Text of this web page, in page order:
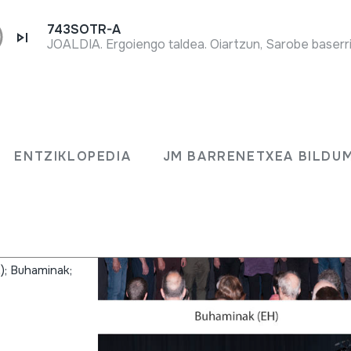
ENTZIKLOPEDIA JM BARRENETXEA
743SOTR-A
JOALDIA. Ergoiengo taldea. Oiartzun, Sarobe
Buhaminak;